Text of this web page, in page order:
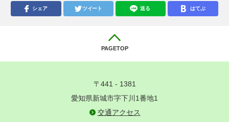
シェア ツイート 送る はてぶ
PAGETOP
〒441 - 1381
愛知県新城市字下川1番地1
交通アクセス